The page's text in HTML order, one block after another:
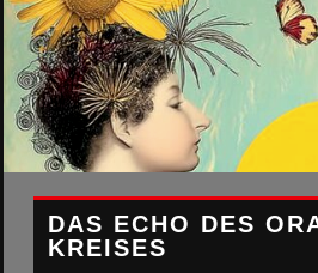
DAS ECHO DES
KREISES